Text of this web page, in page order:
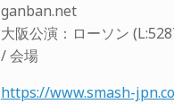
ganban.net
大阪公演：ローソン
/ 会場
https://www.smash-